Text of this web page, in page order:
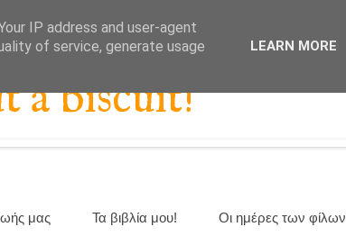
a biscuit!
μας Τα βιβλία μου! Οι ημέρες των φίλων
IP address and user-agent
of service, generate usage
LEARN MORE